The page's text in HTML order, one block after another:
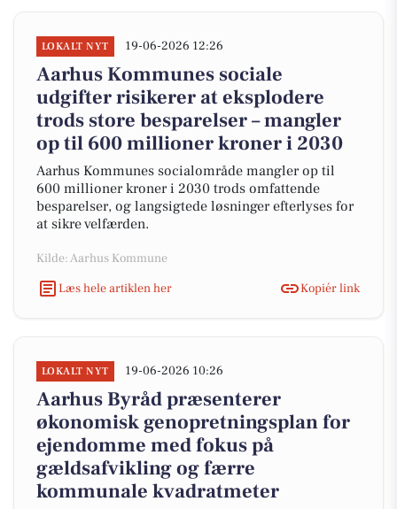
LOKALT NYT 19-06-2026 12:26
Aarhus Kommunes sociale
udgifter risikerer at eksplodere
trods store besparelser – mangler
op til 600 millioner kroner i 2030
Aarhus Kommunes socialområde mangler op til
600 millioner kroner i 2030 trods omfattende
besparelser, og langsigtede løsninger efterlyses for
at sikre velfærden.
Kilde: Aarhus Kommune
Læs hele artiklen her
Kopiér link
LOKALT NYT 19-06-2026 10:26
Aarhus Byråd præsenterer
økonomisk genopretningsplan for
ejendomme med fokus på
gældsafvikling og færre
kommunale kvadratmeter